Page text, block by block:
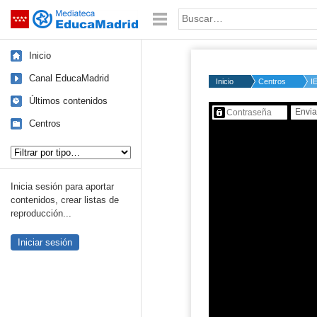
Saltar navegación Palabra o frase:
Inicio
Canal EducaMadrid
Últimos contenidos
Centros
Inicia sesión para aportar
contenidos, crear listas de
reproducción...
Iniciar sesión
Inicio Centros
Contenido protegido…